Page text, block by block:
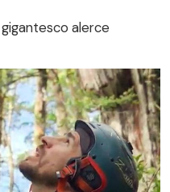
gigantesco alerce